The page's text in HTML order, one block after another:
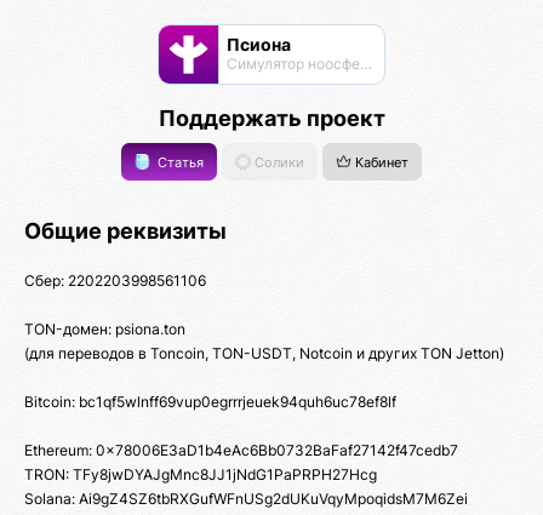
Псиона
Cимулятор ноосферы
Поддержать проект
Статья Солики Кабинет
Общие реквизиты
Сбер: 2202203998561106
TON-домен: psiona.ton
(для переводов в Toncoin, TON-USDT, Notcoin и других TON Jetton)
Bitcoin: bc1qf5wlnff69vup0egrrrjeuek94quh6uc78ef8lf
Ethereum: 0x78006E3aD1b4eAc6Bb0732BaFaf27142f47cedb7
TRON: TFy8jwDYAJgMnc8JJ1jNdG1PaPRPH27Hcg
Solana: Ai9gZ4SZ6tbRXGufWFnUSg2dUKuVqyMpoqidsM7M6Zei